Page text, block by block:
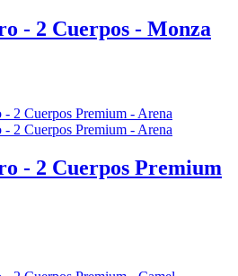
- 2 Cuerpos - Monza
- 2 Cuerpos Premium